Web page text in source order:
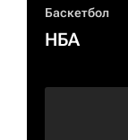
Баскетбол
НБА